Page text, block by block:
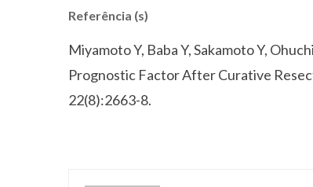
Referência (s)
Miyamoto Y, Baba Y, Sakamoto Y,
Prognostic Factor After Curative
22(8):2663-8.